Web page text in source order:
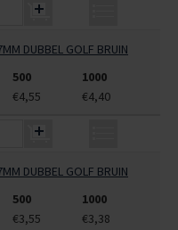
DUBBEL GOLF BRUIN
500
1000
€4,55 €4,40
DUBBEL GOLF BRUIN
500
1000
€3,55 €3,38